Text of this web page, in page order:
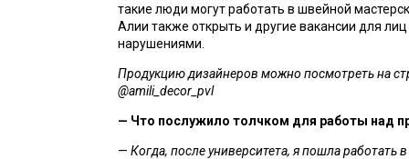
такие люди могут работать в швейной
Алии также открыть и другие вакансии для
нарушениями.
Продукцию дизайнеров можно посмотреть на
@amili_decor_pvl
— Что послужило толчком для работы над
— Когда, после университета, я пошла работать